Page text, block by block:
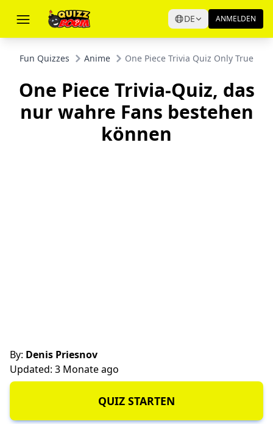
DE ANMELDEN
Fun Quizzes Anime One Piece Trivia Quiz Only True
One Piece Trivia-Quiz, das
nur wahre Fans bestehen
können
By: Denis Priesnov
Updated: 3 Monate ago
QUIZ STARTEN